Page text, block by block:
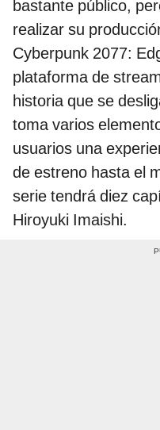
bastante público,
realizar su
Cyberpunk 2077:
plataforma de
historia que se
toma varios
usuarios una
de estreno hasta el
serie tendrá diez
Hiroyuki Imaishi.